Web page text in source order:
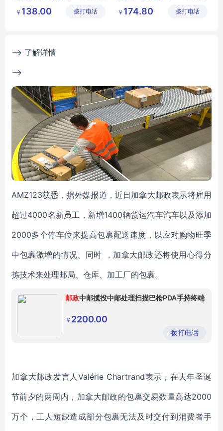
酒店床上用品
有限公司
￥ 138.00 拨打电话
酒店床上用品
有限公司
￥ 174.80 拨打电话
--> 了解详情
-->
AMZ123获悉，据外媒报道，近日加拿大邮政表示将雇用
超过4000名新员工，新增1400辆货运汽车汽车以及添加
2000多个停车位来提高包裹配送速度，以应对购物旺季
中包裹激增的情况、同时 ，加拿大邮政还将使用心得分
拣技术来处理邮局、仓库、加工厂的包裹。
邮政中邮揽投中邮处理扫描巴枪PDA手持终端
￥ 2200.00
拨打电话
加拿大邮政发言人Valérie Chartrand表示，在去年圣诞
节前夕的两周内，加拿大邮政的包裹交易数量高达2000
万个，工人短缺造成部分包裹无法及时交付到消费者手